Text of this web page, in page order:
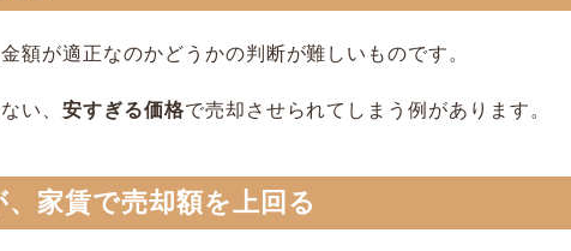
額が適正なのかどうかの判断が難しいものです。
い、安すぎる価格で売却させられてしまう例があります。
家賃で売却額を上回る